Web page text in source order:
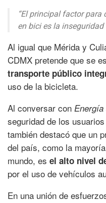
“El principal factor para
en bici es la inseguridad
Al igual que Mérida y
CDMX pretende que se
transporte público
uso de la bicicleta.
Al conversar con Energía
seguridad de los
también destacó que un
del país, como la
mundo, es el alto nivel
por el uso de vehículos
En una unión de